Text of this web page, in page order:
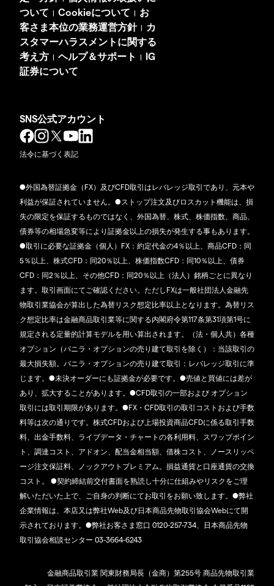
ついて | Cookieについて | お
客さま本位の業務運営方針|
カ
スタマーハラスメントに関する
考え方 | ヘルプ＆サポート | IG
証券について
SNS公式アカウント
法令に基づく表記
●外国為替証拠金（FX）及びCFD取引はレバレッジ取引であり、元本や
利益が保証されていません。●ストップ注文及びロスカット機能は、損
失の限定を保証するものではなく、外国為替、株式、株価指数、商品、
債券等の相場急変等により証拠金以上の損失が発生する事もあります。
●取引に必要な証拠金（個人）FX：約定代金の4％以上、商品CFD：同
5％以上、株式CFD：同20％以上、株価指数CFD：同10％以上、債券
CFD：同2％以上、その他CFD：同20％以上（法人）銘柄ごとに異なり
ます。取引画面にてご確認ください。ただしFXは一般社団法人金融先
物取引業協会が算出した為替リスク想定比率以上となります。為替リス
ク想定比率は金融商品取引業等に関する内閣府令第117条第31項第1号に
規定される定量的計算モデルを用い算出されます。（法・個人共）各種
オプション（バニラ・オプションの売り建て取引を除く）：当該取引の
最大損失額。バニラ・オプションの売り建て取引：レバレッジ取引に準
じます。●未決オーダーにも証拠金が必要です。●売値と買値には差が
あり、拡大することがあります。●CFD取引の一部および オプション
取引には取引期限があります。●FX・CFD取引の取引コストおよび手数
料等は次の通りです。株式CFDおよび上場投資商品CFDに係る取引手数
料、出金手数料、ライブデータ・チャートの各利用料、スワップポイン
ト、調達コスト、アドオン、配当金相当額、借株コスト、ノースリッペ
ージ注文保証料、ノックアウトプレミアム。損益通貨と口座通貨の交換
コスト。 ●契約締結前交付書面を熟読し十分に仕組みやリスクをご理
解いただいた上で、ご自身の判断にてお取引をお願い致します。●弊社
企業情報は、本店又は弊社Web及び日本商品先物取引協会Webにて開
示されております。●弊社お客さま窓口 0120-257-734、日本商品先物
取引協会相談センター 03-3664-6243
金融商品取引業 関東財務局長（金商）第255号 商品先物取引業